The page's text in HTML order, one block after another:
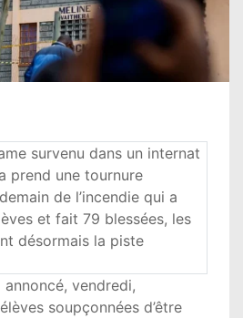
survenu dans un internat
prend une tournure
de l’incendie qui a
et fait 79 blessées, les
désormais la piste
vendredi,
soupçonnées d’être